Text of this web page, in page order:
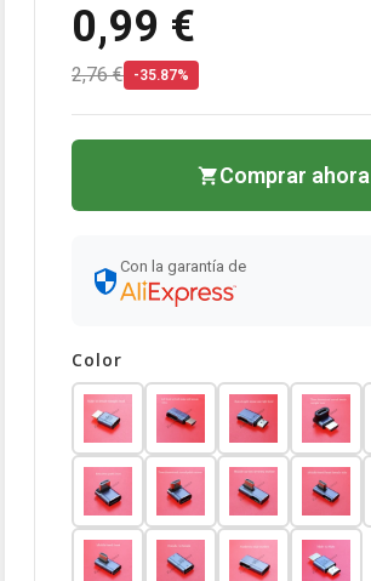
0,99 €
2,76 € -35.87%
Comprar ahora
Con la garantía de
Color